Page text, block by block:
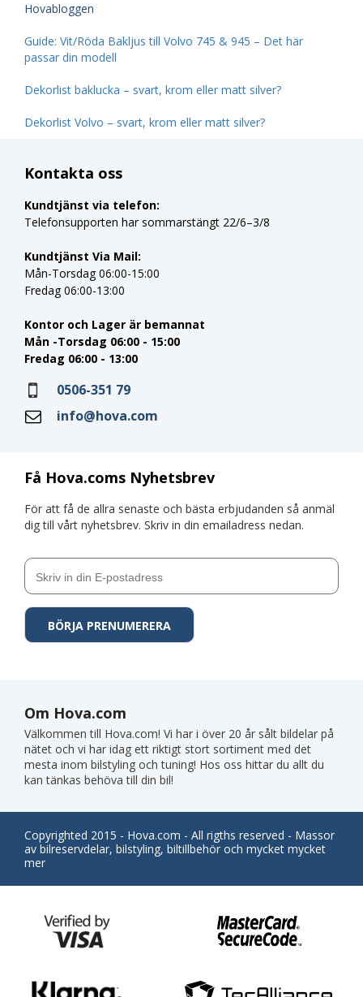
Hovabloggen
Guide: Vit/Röda Bakljus till Volvo 745 & 945 – Det här
passar din modell
Dekorlist baklucka – svart, krom eller matt silver?
Dekorlist Volvo – svart, krom eller matt silver?
Få Hova.coms Nyhetsbrev
För att få de allra senaste och bästa erbjudanden så anmäl
dig till vårt nyhetsbrev. Skriv in din emailadress nedan.
Kontakta oss
Kundtjänst via telefon:
Telefonsupporten har sommarstängt 22/6–3/8
Kundtjänst Via Mail:
Mån-Torsdag 06:00-15:00
Fredag 06:00-13:00
Kontor och Lager är bemannat
Mån -Torsdag 06:00 - 15:00
Fredag 06:00 - 13:00
0506-351 79
info@hova.com
Om Hova.com
Välkommen till Hova.com! Vi har i över 20 år sålt bildelar på
nätet och vi har idag ett riktigt stort sortiment med det
mesta inom bilstyling och tuning! Hos oss hittar du allt du
kan tänkas behöva till din bil!
Copyrighted 2015 - Hova.com - All rigths reserved - Massor
av bilreservdelar, bilstyling, biltillbehör och mycket mycket
mer